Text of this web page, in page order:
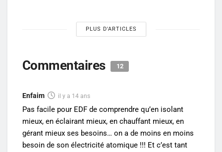
PLUS D'ARTICLES
Commentaires 12
Enfaim il y a 14 ans
Pas facile pour EDF de comprendre qu’en isolant
mieux, en éclairant mieux, en chauffant mieux, en
gérant mieux ses besoins… on a de moins en moins
besoin de son électricité atomique !!! Et c’est tant